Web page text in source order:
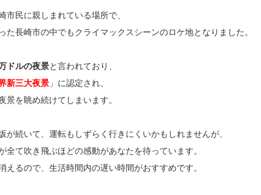
市民に親しまれている場所で、
た長崎市の中でもクライマックスシーンのロケ地となりました。
ドルの夜景と言われており、
新三大夜景 」に認定され、
景を眺め続けてしまいます。
が続いて、運転もしずらく行きにくいかもしれませんが、
全て吹き飛ぶほどの感動があなたを待っています。
えるので、生活時間内の遅い時間がおすすめです。